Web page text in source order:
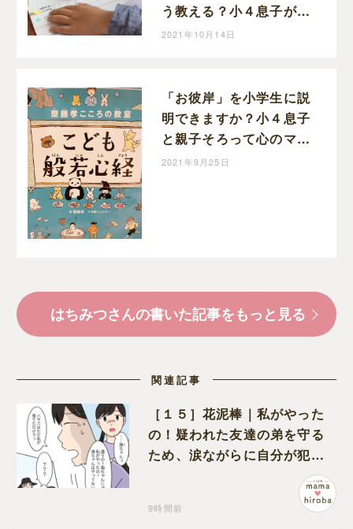
う教える？小４息子が身
に付けた自分時間の作り
2021年10月14日
「お彼岸」を小学生に説
明できますか？小４息子
と親子そろって心のマッ
サージ！『般若心経』を
2021年9月25日
はちみつさんの書いた記事をもっと見る
関連記事
［１５］花泥棒｜私がやった
の！疑われた友達の弟を守る
ため、涙ながらに自分が犯人
9時間前